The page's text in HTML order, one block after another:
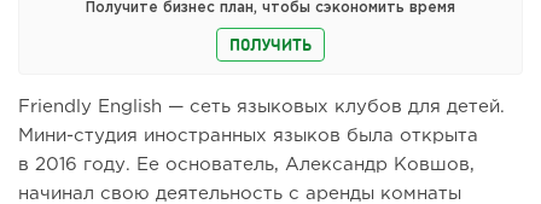
Получите бизнес план, чтобы сэкономить время
ПОЛУЧИТЬ
Friendly English — сеть языковых клубов для детей.
Мини-студия иностранных языков была открыта
в 2016 году. Ее основатель, Александр Ковшов,
начинал свою деятельность с аренды комнаты